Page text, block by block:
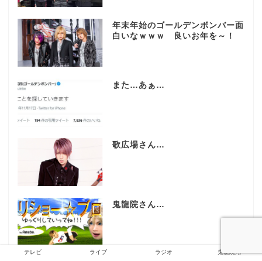
年末年始のゴールデンボンバー面
白いなｗｗｗ 良いお年を～！
また…あぁ…
歌広場さん…
鬼龍院さん…
テレビ ライブ ラジオ 鬼龍院翔